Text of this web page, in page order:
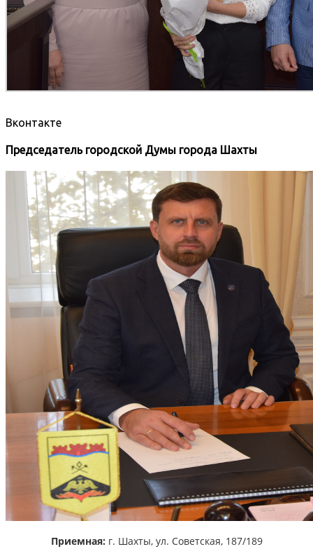
Вконтакте
Председатель городской Думы города Шахты
Приемная: г. Шахты, ул. Советская, 187/189